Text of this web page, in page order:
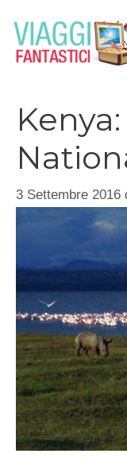
contenuto
Kenya:
3 Settembre 2016